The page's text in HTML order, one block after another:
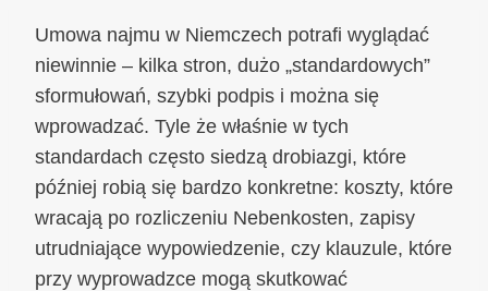
Umowa najmu w Niemczech potrafi wyglądać
niewinnie – kilka stron, dużo „standardowych”
sformułowań, szybki podpis i można się
wprowadzać. Tyle że właśnie w tych
standardach często siedzą drobiazgi, które
później robią się bardzo konkretne: koszty, które
wracają po rozliczeniu Nebenkosten, zapisy
utrudniające wypowiedzenie, czy klauzule, które
przy wyprowadzce mogą skutkować